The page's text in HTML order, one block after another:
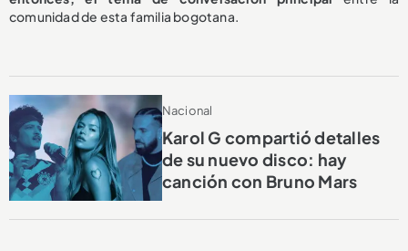
comunidad de esta familia bogotana.
Nacional
Karol G compartió detalles
de su nuevo disco: hay
canción con Bruno Mars